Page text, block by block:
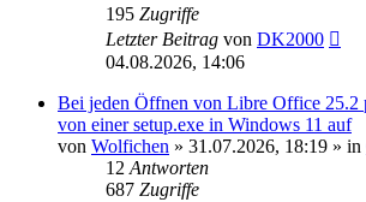
195 Zugriffe
Letzter Beitrag von DK2000
04.08.2026, 14:06
Bei jeden Öffnen von Libre Office 25.2
von einer setup.exe in Windows 11 auf
von Wolfichen » 31.07.2026, 18:19 » in
12Antworten
687 Zugriffe